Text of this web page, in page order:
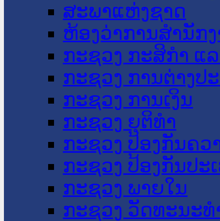
ສະພາແຫ່ງຊາດ
ຫ້ອງວ່າການສຳນັກ
ກະຊວງ ກະສິກຳ ແ
ກະຊວງ ການຕ່າງປ
ກະຊວງ ການເງິນ
ກະຊວງ ຍຸຕິທໍາ
ກະຊວງ ປ້ອງກັນຄວ
ກະຊວງ ປ້ອງກັນປະ
ກະຊວງ ພາຍໃນ
ກະຊວງ ວັດທະນະ